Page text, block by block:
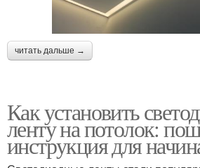
читать дальше →
Как установить
ленту на потолок:
инструкция для